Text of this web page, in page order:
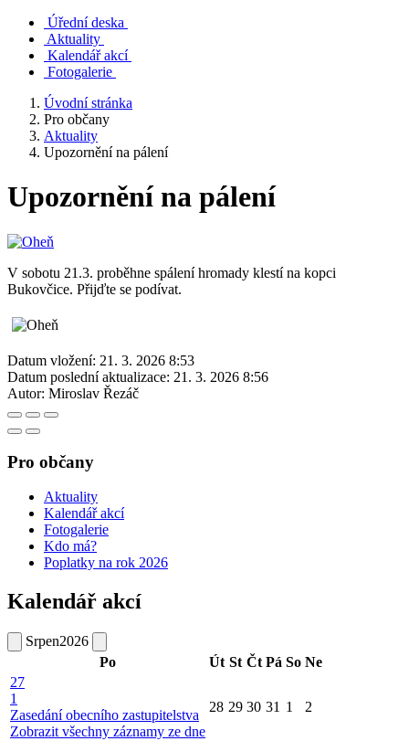
Úřední deska
Aktuality
Kalendář akcí
Fotogalerie
Úvodní stránka
Pro občany
Aktuality
Upozornění na pálení
Upozornění na pálení
V sobotu 21.3. proběhne spálení hromady klestí na kopci
Bukovčice. Přijďte se podívat.
Datum vložení: 21. 3. 2026 8:53
Datum poslední aktualizace: 21. 3. 2026 8:56
Autor: Miroslav Řezáč
Pro občany
Aktuality
Kalendář akcí
Fotogalerie
Kdo má?
Poplatky na rok 2026
Kalendář akcí
Srpen2026
Po
Út St Čt Pá So Ne
27
1
Zasedání obecního zastupitelstva
Zobrazit všechny záznamy ze dne
28 29 30 31 1 2